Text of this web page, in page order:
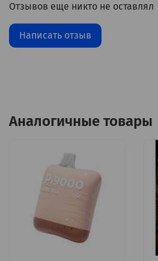
Отзывов еще никто не оставлял
Написать отзыв
Аналогичные товары